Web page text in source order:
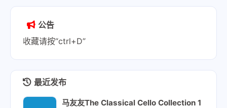
公告
收藏请按“ctrl+D”
最近发布
马友友The Classical Cello Collection 1